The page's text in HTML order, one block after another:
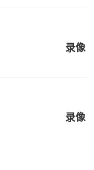
录像
录像